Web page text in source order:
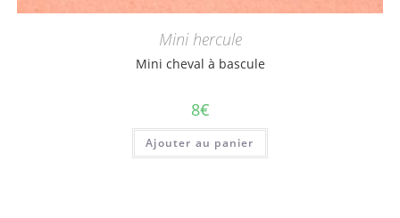
Mini hercule
Mini cheval à bascule
8€
Ajouter au panier